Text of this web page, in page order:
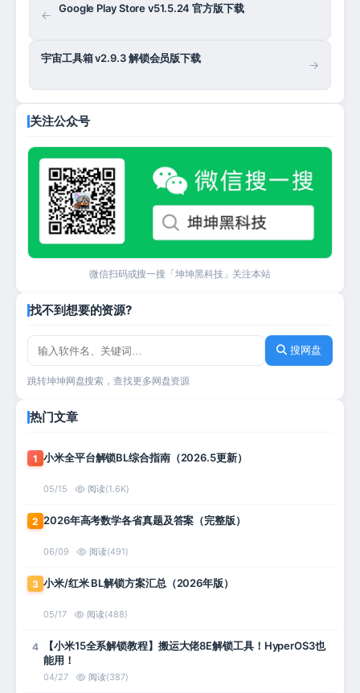
← Google Play Store v51.5.24 官方版下载
宇宙工具箱 v2.9.3 解锁会员版下载 →
关注公众号
微信扫码或搜一搜「坤坤黑科技」关注本站
找不到想要的资源?
搜网盘
跳转坤坤网盘搜索，查找更多网盘资源
热门文章
1 小米全平台解锁BL综合指南（2026.5更新）
05/15 阅读(1.6K)
2 2026年高考数学各省真题及答案（完整版）
06/09 阅读(491)
3 小米/红米 BL解锁方案汇总（2026年版）
05/17 阅读(488)
4
【小米15全系解锁教程】搬运大佬8E解锁工具！HyperOS3也
能用！
04/27 阅读(387)